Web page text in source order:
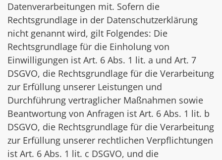
Datenverarbeitungen mit. Sofern die
Rechtsgrundlage in der Datenschutzerklärung
nicht genannt wird, gilt Folgendes: Die
Rechtsgrundlage für die Einholung von
Einwilligungen ist Art. 6 Abs. 1 lit. a und Art. 7
DSGVO, die Rechtsgrundlage für die Verarbeitung
zur Erfüllung unserer Leistungen und
Durchführung vertraglicher Maßnahmen sowie
Beantwortung von Anfragen ist Art. 6 Abs. 1 lit. b
DSGVO, die Rechtsgrundlage für die Verarbeitung
zur Erfüllung unserer rechtlichen Verpflichtungen
ist Art. 6 Abs. 1 lit. c DSGVO, und die